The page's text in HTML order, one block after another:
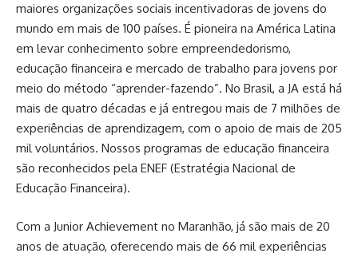
maiores organizações sociais incentivadoras de jovens do
mundo em mais de 100 países. É pioneira na América Latina
em levar conhecimento sobre empreendedorismo,
educação financeira e mercado de trabalho para jovens por
meio do método “aprender-fazendo”. No Brasil, a JA está há
mais de quatro décadas e já entregou mais de 7 milhões de
experiências de aprendizagem, com o apoio de mais de 205
mil voluntários. Nossos programas de educação financeira
são reconhecidos pela ENEF (Estratégia Nacional de
Educação Financeira).
Com a Junior Achievement no Maranhão, já são mais de 20
anos de atuação, oferecendo mais de 66 mil experiências